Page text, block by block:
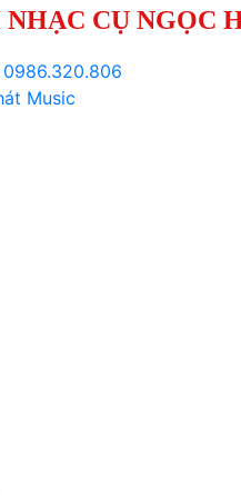
CỤ NGỌC
0986.320.806
Music